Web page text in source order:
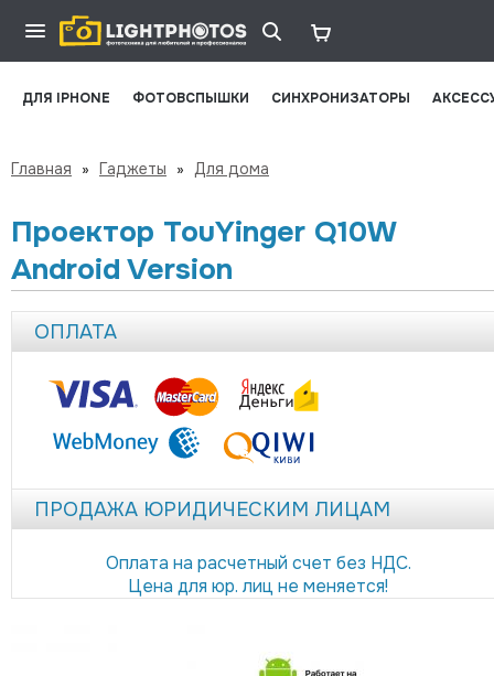
ДЛЯ IPHONE ФОТОВСПЫШКИ СИНХРОНИЗАТОРЫ
Главная » Гаджеты » Для дома
Проектор TouYinger Q10W
Android Version
ОПЛАТА
ПРОДАЖА ЮРИДИЧЕСКИМ ЛИЦАМ
Оплата на расчетный счет без НДС.
Цена для юр. лиц не меняется!